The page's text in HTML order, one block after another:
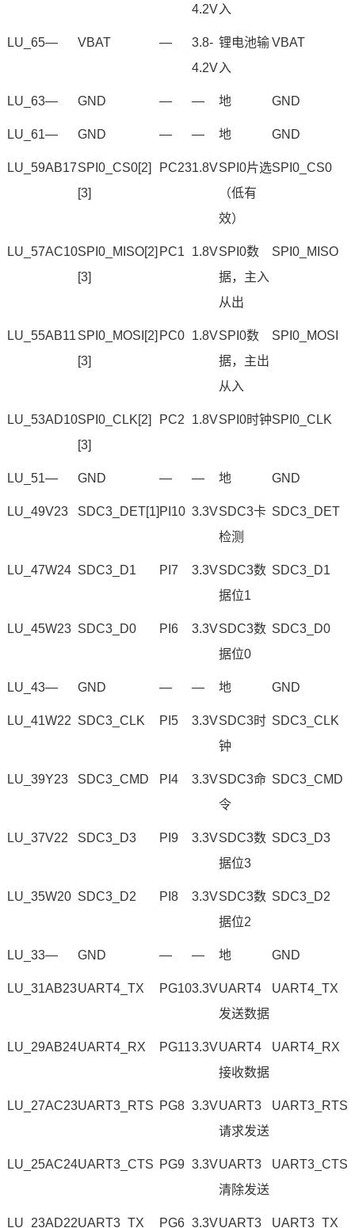
4.2V 入
LU_65— VBAT —
3.8-
4.2V
锂电池输
入
VBAT
LU_63— GND — — 地 GND
LU_61— GND — — 地 GND
LU_59AB17SPI 0_CS0[2]
[3]
PC231.8VSPI0片选
（低有
效）
SPI0_CS0
LU_57AC10SPI0_MISO[2]
[3]
PC1 1.8VSPI0数
据，主入
从出
SPI0_MISO
LU_55AB11 SPI0_MOSI[2]
[3]
PC0 1.8VSPI0数
据，主出
从入
SPI0_MOSI
LU_53AD10SPI0_CLK[2]
[3]
PC2 1.8VSPI0时钟SPI0_CLK
LU_51— GND — — 地 GND
LU_49V23 SDC3_DET[1] PI10 3.3VSDC3卡
检测
SDC3_DET
LU_47W24 SDC3_D1 PI7 3.3VSDC3数
据位1
SDC3_D1
LU_45W23 SDC3_D0 PI6 3.3VSDC3数
据位0
SDC3_D0
LU_43— GND — — 地 GND
LU_41W22 SDC3_CLK PI5 3.3VSDC3时
钟
SDC3_CLK
LU_39Y23 SDC3_CMD PI4 3.3VSDC3命
令
SDC3_CMD
LU_37V22 SDC3_D3 PI9 3.3VSDC3数
据位3
SDC3_D3
LU_35W20 SDC3_D2 PI8 3.3VSDC3数
据位2
SDC3_D2
LU_33— GND — — 地 GND
LU_31AB23UART4_TX PG103.3VUART4
发送数据
UART4_TX
LU_29AB24UART4_RX PG113.3VUART4
接收数据
UART4_RX
LU_27AC23UART3_RTS PG8 3.3VUART3
请求发送
UART3_RTS
LU_25AC24UART3_CTS PG9 3.3VUART3
清除发送
UART3_CTS
LU_23AD22UART3_TX PG6 3.3VUART3 UART3_TX